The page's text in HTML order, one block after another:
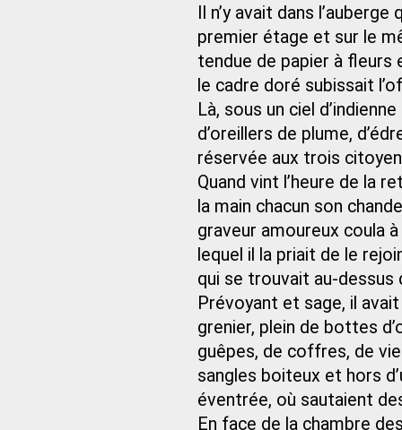
Il n’y avait dans
premier étage et sur le
tendue de papier à fleurs
le cadre doré subissait
Là, sous un ciel
d’oreillers de plume,
réservée aux trois
Quand vint l’heure de la
la main chacun son
graveur amoureux coula
lequel il la priait de le
qui se trouvait au-dessus
Prévoyant et sage, il
grenier, plein de bottes
guêpes, de coffres, de
sangles boiteux et hors
éventrée, où sautaient
En face de la chambre